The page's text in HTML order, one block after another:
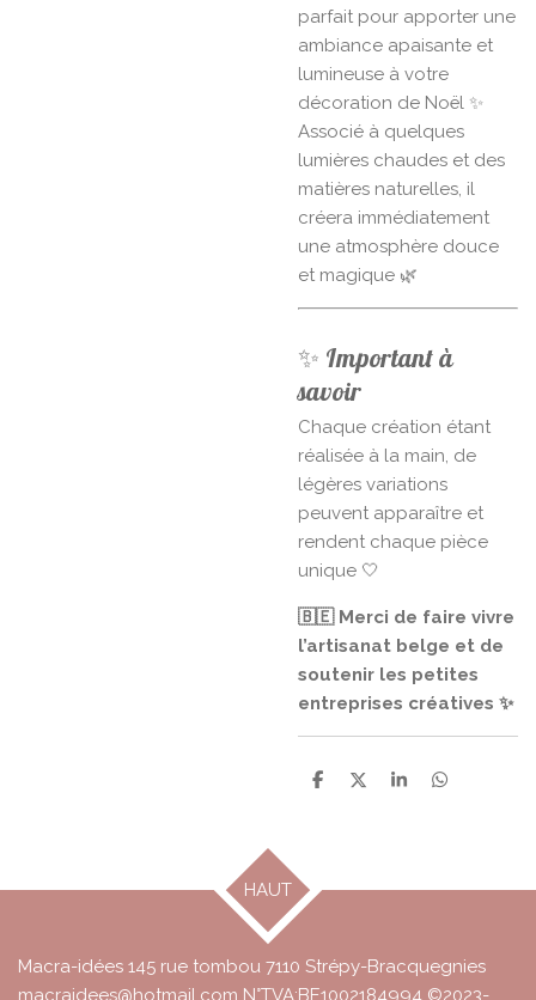
parfait pour apporter une
ambiance apaisante et
lumineuse à votre
décoration de Noël ✨
Associé à quelques
lumières chaudes et des
matières naturelles, il
créera immédiatement
une atmosphère douce
et magique 🌿
✨ Important à
savoir
Chaque création étant
réalisée à la main, de
légères variations
peuvent apparaître et
rendent chaque pièce
unique 🤍
🇧🇪 Merci de faire vivre
l’artisanat belge et de
soutenir les petites
entreprises créatives ✨
P
e
P
e
P
e
P
e
HAUT
Macra-idées 145 rue tombou 7110 Strépy-Bracquegnies
macraidees@hotmail.com N°TVA:BE1002184994 ©2023-